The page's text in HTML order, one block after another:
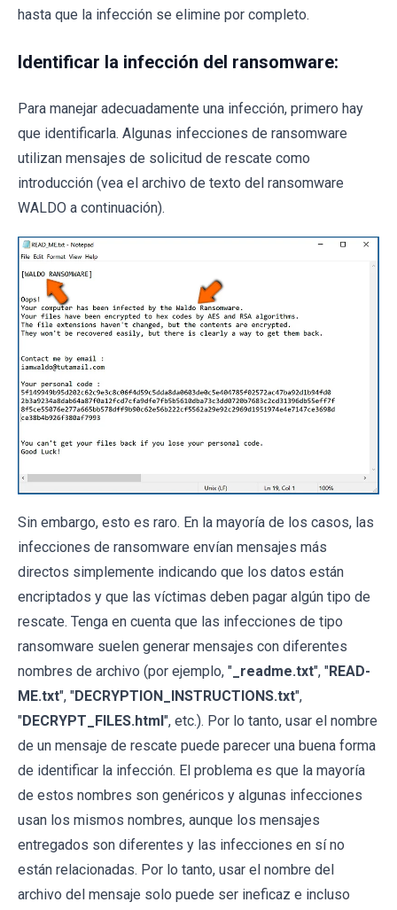
hasta que la infección se elimine por completo.
Identificar la infección del ransomware:
Para manejar adecuadamente una infección, primero hay
que identificarla. Algunas infecciones de ransomware
utilizan mensajes de solicitud de rescate como
introducción (vea el archivo de texto del ransomware
WALDO a continuación).
Sin embargo, esto es raro. En la mayoría de los casos, las
infecciones de ransomware envían mensajes más
directos simplemente indicando que los datos están
encriptados y que las víctimas deben pagar algún tipo de
rescate. Tenga en cuenta que las infecciones de tipo
ransomware suelen generar mensajes con diferentes
nombres de archivo (por ejemplo, " _readme.txt", "READ-
ME.txt", "DECRYPTION_INSTRUCTIONS.txt",
"DECRYPT_FILES.html", etc.). Por lo tanto, usar el nombre
de un mensaje de rescate puede parecer una buena forma
de identificar la infección. El problema es que la mayoría
de estos nombres son genéricos y algunas infecciones
usan los mismos nombres, aunque los mensajes
entregados son diferentes y las infecciones en sí no
están relacionadas. Por lo tanto, usar el nombre del
archivo del mensaje solo puede ser ineficaz e incluso